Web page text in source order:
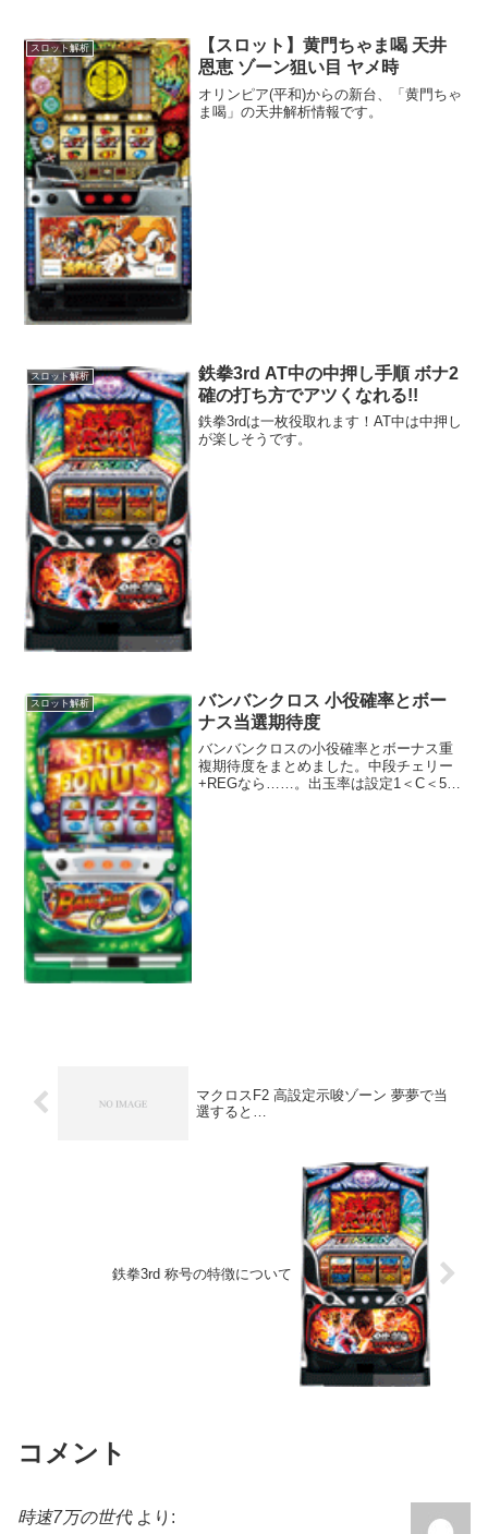
スロット解析
【スロット】黄門ちゃま喝 天井
恩恵 ゾーン狙い目 ヤメ時
オリンピア(平和)からの新台、「黄門ちゃ
ま喝」の天井解析情報です。
スロット解析
鉄拳3rd AT中の中押し手順 ボナ2
確の打ち方でアツくなれる!!
鉄拳3rdは一枚役取れます！AT中は中押し
が楽しそうです。
スロット解析
バンバンクロス 小役確率とボー
ナス当選期待度
バンバンクロスの小役確率とボーナス重
複期待度をまとめました。中段チェリー
+REGなら……。出玉率は設定1＜C＜5＜
マクロスF2 高設定示唆ゾーン 夢夢で当
選すると…
鉄拳3rd 称号の特徴について
コメント
時速7万の世代 より: